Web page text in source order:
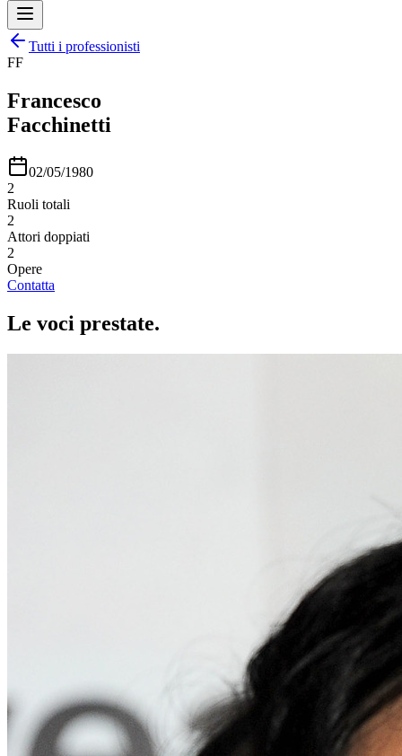
Tutti i professionisti
FF
Francesco
Facchinetti
02/05/1980
2
Ruoli totali
2
Attori doppiati
2
Opere
Contatta
Le voci prestate.